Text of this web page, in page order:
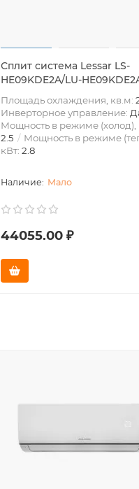
Сплит система Lessar LS-
HE09KDE2A/LU-
Площадь охлаждения, кв.м:
Инверторное управление:
Мощность в режиме (холод),
2.5
Мощность в режиме
кВт: 2.8
Мало
44055.00 ₽